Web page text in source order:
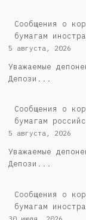
Сообщения о
бумагам
5 августа, 2026
Уважаемые
Депози...
Cообщения о
бумагам
5 августа, 2026
Уважаемые
Депози...
Сообщения о
бумагам